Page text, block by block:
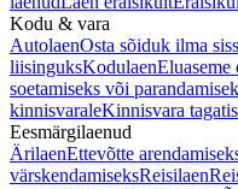
Kodu & vara
AutolaenOsta sõiduk ilma
liisinguksKodulaenEluaseme
soetamiseks või
kinnisvaraleKinnisvara
Eesmärgilaenud
ÄrilaenEttevõtte
värskendamiseksReisilaen